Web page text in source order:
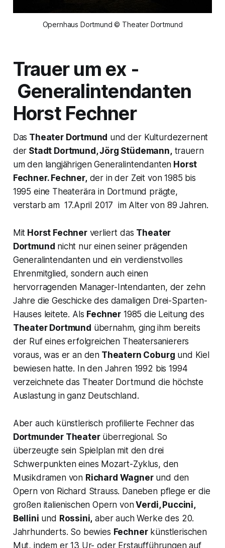
Opernhaus Dortmund © Theater Dortmund
Trauer um ex -
Generalintendanten
Horst Fechner
Das Theater Dortmund und der Kulturdezernent
der Stadt Dortmund, Jörg Stüdemann,trauern
um den langjährigen Generalintendanten Horst
Fechner. Fechner,der in der Zeit von 1985 bis
1995 eine Theaterära in Dortmund prägte,
verstarb am 17.April 2017 im Alter von 89 Jahren.
Mit Horst Fechnerverliert das Theater
Dortmund nicht nur einen seiner prägenden
Generalintendanten und ein verdienstvolles
Ehrenmitglied, sondern auch einen
hervorragenden Manager-Intendanten, der zehn
Jahre die Geschicke des damaligen Drei-Sparten-
Hauses leitete. Als Fechner 1985 die Leitung des
Theater Dortmund übernahm, ging ihm bereits
der Ruf eines erfolgreichen Theatersanierers
voraus, was er an den Theatern Coburg und Kiel
bewiesen hatte. In den Jahren 1992 bis 1994
verzeichnete das Theater Dortmund die höchste
Auslastung in ganz Deutschland.
Aber auch künstlerisch profilierte Fechner das
Dortmunder Theaterüberregional. So
überzeugte sein Spielplan mit den drei
Schwerpunkten eines Mozart-Zyklus, den
Musikdramen von Richard Wagnerund den
Opern von Richard Strauss. Daneben pflege er die
großen italienischen Opern vonVerdi, Puccini,
Bellini und Rossini, aber auch Werke des 20.
Jahrhunderts. So bewies Fechnerkünstlerischen
Mut, indem er 13 Ur- oder Erstaufführungen auf